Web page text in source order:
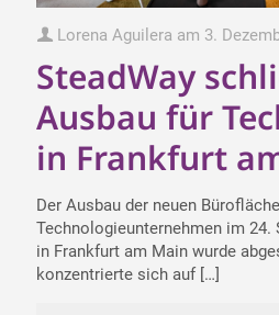
Lorena Aguilera am 3.
SteadWay
Ausbau für
in Frankfurt
Der Ausbau der neuen
Technologieunternehmen im 24.
in Frankfurt am Main wurde
konzentrierte sich auf[…]